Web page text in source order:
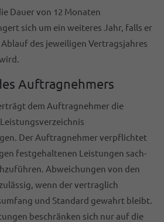
Dauer von 12 Monaten
sich um ein weiteres Jahr, falls er
des jeweiligen Vertragsjahres
Auftragnehmers
dem Auftragnehmer die
Der Auftragnehmer verpflichtet
festgehaltenen Leistungen sach-
Abweichungen von den
wenn der vertraglich
und Standard gewahrt bleibt.
beschränken sich nur auf die